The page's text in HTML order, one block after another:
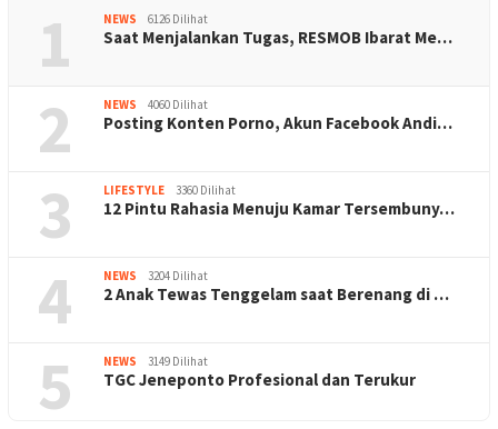
1 NEWS 6126 Dilihat
Saat Menjalankan Tugas, RESMOB Ibarat Me…
2 NEWS 4060 Dilihat
Posting Konten Porno, Akun Facebook Andi…
3 LIFESTYLE 3360 Dilihat
12 Pintu Rahasia Menuju Kamar Tersembuny…
4 NEWS 3204 Dilihat
2 Anak Tewas Tenggelam saat Berenang di …
5 NEWS 3149 Dilihat
TGC Jeneponto Profesional dan Terukur